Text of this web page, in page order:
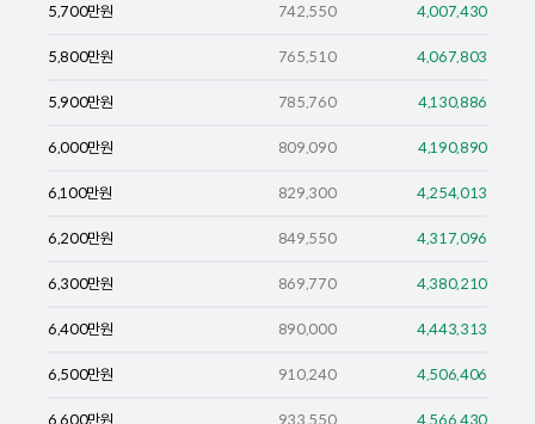
5,700만원 742,550 4,007,430
5,800만원 765,510 4,067,803
5,900만원 785,760 4,130,886
6,000만원 809,090 4,190,890
6,100만원 829,300 4,254,013
6,200만원 849,550 4,317,096
6,300만원 869,770 4,380,210
6,400만원 890,000 4,443,313
6,500만원 910,240 4,506,406
6,600만원 933,550 4,566,430